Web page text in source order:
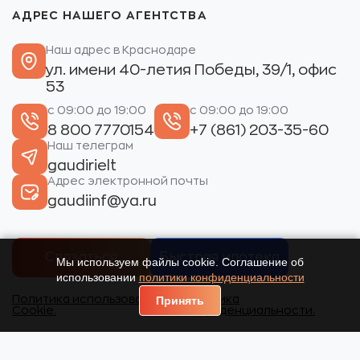
АДРЕС НАШЕГО АГЕНТСТВА
Наш адрес в Краснодаре
ул. имени 40-летия Победы, 39/1, офис
53
с 09:00 до 19:00
8 800 7770154
с 09:00 до 19:00
+7 (861) 203-35-60
Наш телеграм
gaudirielt
Адрес электронной почты
gaudiinf@ya.ru
Связаться Быстрая ипотека
Политика использования
Cookie.
Политика
конфиденциальности.
Мы используем файлы cookie. Соглашение об
использовании политики конфиденциальности
Принять